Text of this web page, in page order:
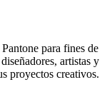
para fines de
artistas y
proyectos creativos.